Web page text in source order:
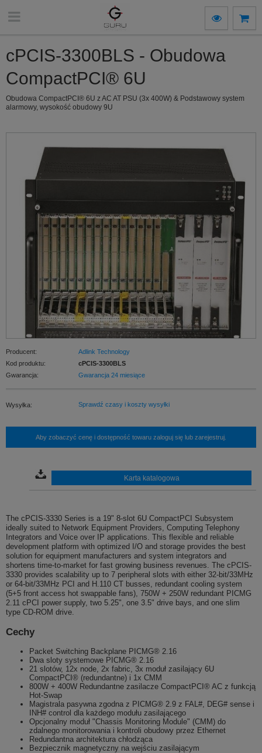
cPCIS-3300BLS - Obudowa
CompactPCI® 6U
Obudowa CompactPCI® 6U z AC AT PSU (3x 400W) & Podstawowy system
alarmowy, wysokość obudowy 9U
Producent:
Adlink Technology
Kod produktu:
cPCIS-3300BLS
Gwarancja:
Gwarancja 24 miesiące
Wysyłka: Sprawdź czasy i koszty wysyłki
Aby zobaczyć cenę i dostępność towaru zaloguj się lub zarejestruj.
Karta katalogowa
The cPCIS-3330 Series is a 19" 8-slot 6U CompactPCI Subsystem
ideally suited to Network Equipment Providers, Computing Telephony
Integrators and Voice over IP applications. This flexible and reliable
development platform with optimized I/O and storage provides the best
solution for equipment manufacturers and system integrators and
shortens time-to-market for fast growing business revenues. The cPCIS-
3330 provides scalability up to 7 peripheral slots with either 32-bit/33MHz
or 64-bit/33MHz PCI and H.110 CT busses, redundant cooling system
(5+5 front access hot swappable fans), 750W + 250W redundant PICMG
2.11 cPCI power supply, two 5.25", one 3.5" drive bays, and one slim
type CD-ROM drive.
Cechy
Packet Switching Backplane PICMG® 2.16
Dwa sloty systemowe PICMG® 2.16
21 slotów, 12x node, 2x fabric, 3x moduł zasilający 6U
CompactPCI® (redundantne) i 1x CMM
800W + 400W Redundantne zasilacze CompactPCI® AC z funkcją
Hot-Swap
Magistrala pasywna zgodna z PICMG® 2.9 z FAL#, DEG# sense i
INH# control dla każdego modułu zasilającego
Opcjonalny moduł "Chassis Monitoring Module" (CMM) do
zdalnego monitorowania i kontroli obudowy przez Ethernet
Redundantna architektura chłodząca
Bezpiecznik magnetyczny na wejściu zasilającym